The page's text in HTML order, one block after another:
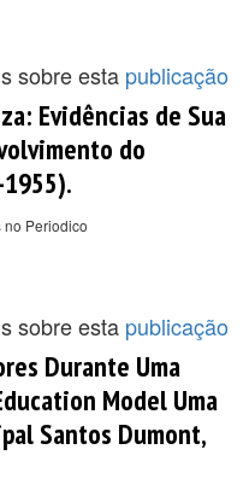
sobre esta publicação
Evidências de Sua
do
Periodico
sobre esta publicação
Durante Uma
Model Uma
Santos Dumont,